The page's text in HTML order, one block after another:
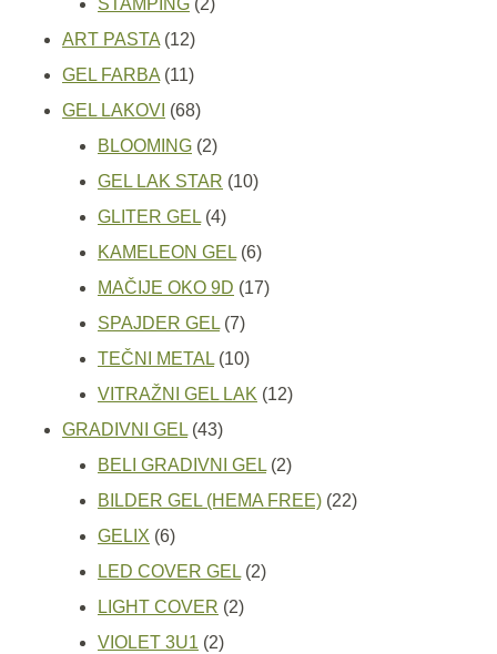
STAMPING 2
ART PASTA 1212
proizvoda
GEL FARBA 1111
proizvoda
GEL LAKOVI 6868
proizvoda
BLOOMING 22
proizvoda
GEL LAK STAR 1010
GLITER GEL 44
proizvoda
KAMELEON GEL 66
proizvoda
MAČIJE OKO 9D 1717
SPAJDER GEL 77
proizvoda
TEČNI METAL 1010
proizvoda
VITRAŽNI GEL LAK 1212
GRADIVNI GEL 4343
proizvoda
BELI GRADIVNI GEL 22
proizvoda
BILDER GEL (HEMA FREE) 2222
GELIX 66
proizvoda
LED COVER GEL 22
LIGHT COVER 22
VIOLET 3U1 22